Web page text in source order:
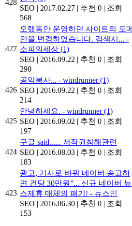
428
SEO | 2017.02.27 | 추천 0 | 조회
568
427
오랬동안 운영하던 사이트의 도메
인을 변경하였습니다. 검색시... -
소피의세상 (1)
SEO | 2016.09.22 | 추천 0 | 조회
290
426
공익봉사... - windrunner(1)
SEO | 2016.09.22 | 추천 0 | 조회
214
425
안녕하세요. - windrunner(1)
SEO | 2016.09.02 | 추천 0 | 조회
197
424
구글 said...... 저작권침해관련
SEO | 2016.08.03 | 추천 0 | 조회
183
423
광고, 기사로 바꿔 네이버 송고하
면 건당 30만원”... 신규 네이버 뉴
스제휴 매체의 패기! - 뉴스민
SEO | 2016.06.30 | 추천 0 | 조회
153